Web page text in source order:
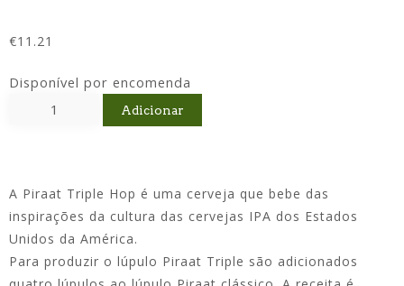
€11.21
Disponível por encomenda
Adicionar
A Piraat Triple Hop é uma cerveja que bebe das
inspirações da cultura das cervejas IPA dos Estados
Unidos da América.
Para produzir o lúpulo Piraat Triple são adicionados